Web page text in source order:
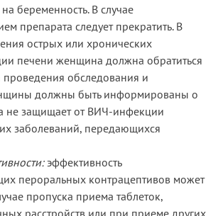
беременность. В случае
препарата следует прекратить. В
острых или хронических
печени женщина должна обратиться
проведения обследования и
должны быть информированы о
не защищает от ВИЧ-инфекции
заболеваний, передающихся
эффективность
пероральных контрацептивов может
пропуска приема таблеток,
расстройств или при приеме других